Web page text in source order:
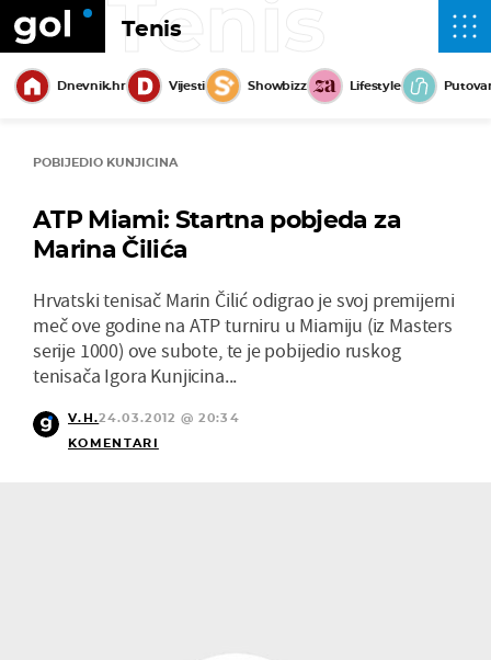
Tenis
Tenis
Dnevnik.hr Vijesti Showbizz Lifestyle
POBIJEDIO KUNJICINA
ATP Miami: Startna pobjeda za
Marina Čilića
Hrvatski tenisač Marin Čilić odigrao je svoj premijerni
meč ove godine na ATP turniru u Miamiju (iz Masters
serije 1000) ove subote, te je pobijedio ruskog
tenisača Igora Kunjicina...
V.H.24.03.2012 @ 20:34
KOMENTARI